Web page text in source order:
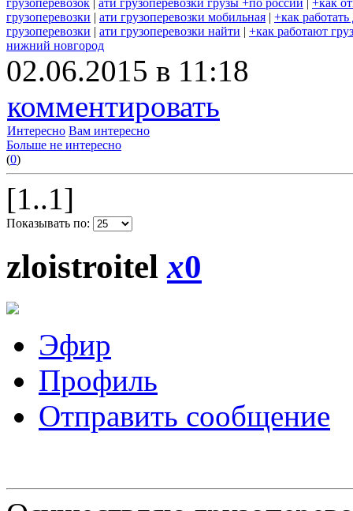
грузоперевозок ати грузоперевозки грузы +по россии
+как
грузоперевозки | ати грузоперевозки мобильная | +как
грузоперевозки | ати грузоперевозки найти | +как работают
нижний новгород
02.06.2015 в 11:18
комментировать
Интересно Вам интересно
Больше не интересно
(0)
[1..1]
Показывать по:
zloistroitelx0
Эфир
Профиль
Отправить сообщение